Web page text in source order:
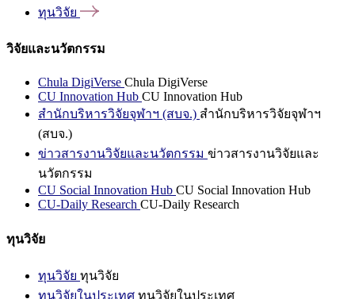
ทุนวิจัย
วิจัยและนวัตกรรม
Chula DigiVerse Chula DigiVerse
CU Innovation Hub CU Innovation Hub
สำนักบริหารวิจัยจุฬาฯ (สบจ.) สำนักบริหารวิจัยจุฬาฯ
(สบจ.)
ข่าวสารงานวิจัยและนวัตกรรม ข่าวสารงานวิจัยและ
นวัตกรรม
CU Social Innovation Hub CU Social Innovation Hub
CU-Daily Research CU-Daily Research
ทุนวิจัย
ทุนวิจัย ทุนวิจัย
ทุนวิจัยในประเทศ ทุนวิจัยในประเทศ